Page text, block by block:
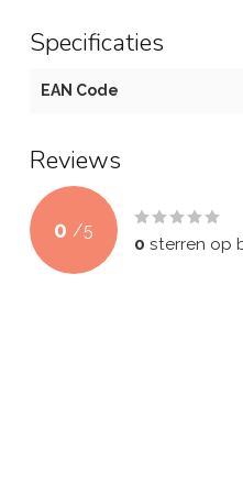
Specificaties
EAN Code
Reviews
0 /5
0 sterren op